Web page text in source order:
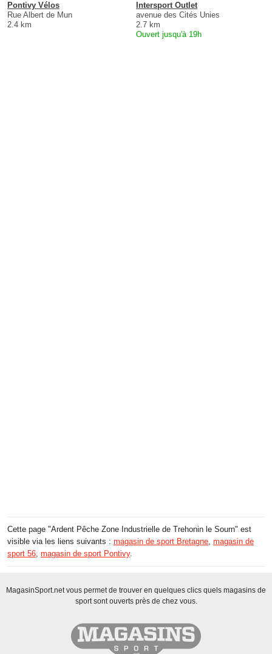
Pontivy Vélos
Rue Albert de Mun
2.4 km
Intersport Outlet
avenue des Cités Unies
2.7 km
Ouvert jusqu'à 19h
Cette page "Ardent Pêche Zone Industrielle de Trehonin le Sourn" est
visible via les liens suivants : magasin de sport Bretagne, magasin de
sport 56, magasin de sport Pontivy.
MagasinSport.net vous permet de trouver en quelques clics quels magasins de
sport sont ouverts près de chez vous.